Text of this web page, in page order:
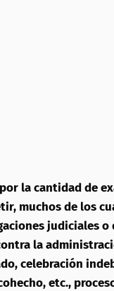
la cantidad de
muchos de los
judiciales
la
celebración
etc.,